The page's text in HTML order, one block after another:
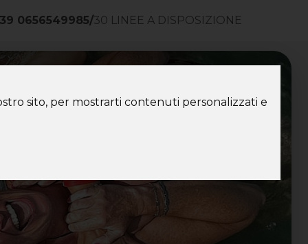
sito, per mostrarti contenuti personalizzati e
0656549985/30 LINEE A DISPOSIZIONE